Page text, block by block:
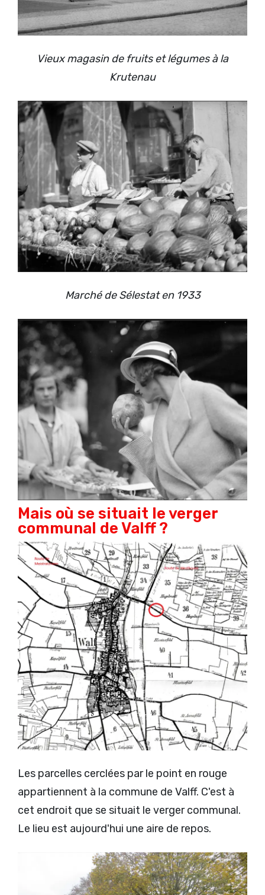
Vieux magasin de fruits et légumes à la
Krutenau
Marché de Sélestat en 1933
Mais où se situait le verger
communal de Valff ?
Les parcelles cerclées par le point en rouge
appartiennent à la commune de Valff. C'est à
cet endroit que se situait le verger communal.
Le lieu est aujourd'hui une aire de repos.